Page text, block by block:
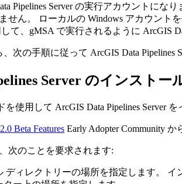
Pipelines Server の実行アカウントに
せん。 ローカルの Windows アカウント
て、gMSA で実行されるように ArcGIS
次の手順に従って ArcGIS Data Pipelines
Server のインストー
使用して ArcGIS Data Pipelines Server
Beta Features Early Adopter Community
次のことを要求されます:
ディレクトリーの場所を指定します。 イ